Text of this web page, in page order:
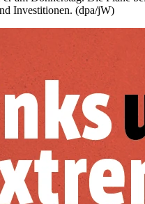
Investitionen. (dpa/jW)